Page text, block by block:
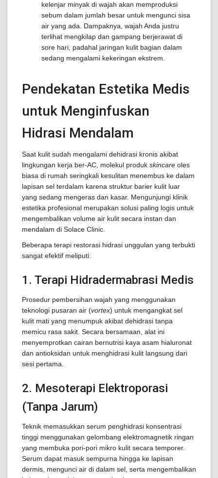
kelenjar minyak di wajah akan memproduksi
sebum dalam jumlah besar untuk mengunci sisa
air yang ada. Dampaknya, wajah Anda justru
terlihat mengkilap dan gampang berjerawat di
sore hari, padahal jaringan kulit bagian dalam
sedang mengalami kekeringan ekstrem.
Pendekatan Estetika Medis
untuk Menginfuskan
Hidrasi Mendalam
Saat kulit sudah mengalami dehidrasi kronis akibat
lingkungan kerja ber-AC, molekul produk skincare oles
biasa di rumah seringkali kesulitan menembus ke dalam
lapisan sel terdalam karena struktur barier kulit luar
yang sedang mengeras dan kasar. Mengunjungi klinik
estetika profesional merupakan solusi paling logis untuk
mengembalikan volume air kulit secara instan dan
mendalam di Solace Clinic.
Beberapa terapi restorasi hidrasi unggulan yang terbukti
sangat efektif meliputi:
1. Terapi Hidradermabrasi Medis
Prosedur pembersihan wajah yang menggunakan
teknologi pusaran air (vortex) untuk mengangkat sel
kulit mati yang menumpuk akibat dehidrasi tanpa
memicu rasa sakit. Secara bersamaan, alat ini
menyemprotkan cairan bernutrisi kaya asam hialuronat
dan antioksidan untuk menghidrasi kulit langsung dari
sesi pertama.
2. Mesoterapi Elektroporasi
(Tanpa Jarum)
Teknik memasukkan serum penghidrasi konsentrasi
tinggi menggunakan gelombang elektromagnetik ringan
yang membuka pori-pori mikro kulit secara temporer.
Serum dapat masuk sempurna hingga ke lapisan
dermis, mengunci air di dalam sel, serta mengembalikan